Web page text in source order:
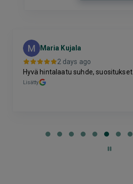
Maria Kujala
2 days ago
Hyvä hintalaatu suhde, suositukset.
Lisätty